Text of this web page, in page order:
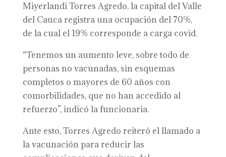
Miyerlandi Torres Agredo, la capital del Valle
del Cauca registra una ocupación del 70%,
de la cual el 19% corresponde a carga covid.
“Tenemos un aumento leve, sobre todo de
personas no vacunadas, sin esquemas
completos o mayores de 60 años con
comorbilidades, que no han accedido al
refuerzo”, indicó la funcionaria.
Ante esto, Torres Agredo reiteró el llamado a
la vacunación para reducir las